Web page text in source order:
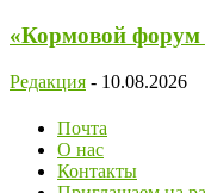
«Кормовой форум
Редакция - 10.08.2026
Почта
О нас
Контакты